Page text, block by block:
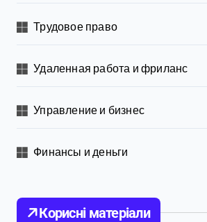
Трудовое право
Удаленная работа и фриланс
Управление и бизнес
Финансы и деньги
Корисні матеріали